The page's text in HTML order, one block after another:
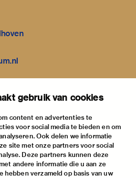
gebruik van cookies
content en advertenties te
voor social media te bieden en om
Ook delen we informatie
site met onze partners voor social
Deze partners kunnen deze
andere informatie die u aan ze
verzameld op basis van uw